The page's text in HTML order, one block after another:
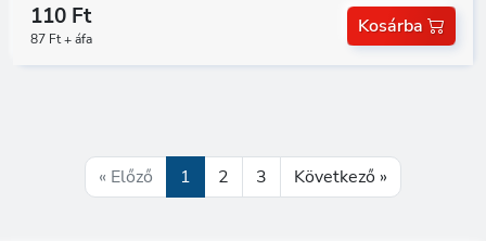
110 Ft
87 Ft + áfa
Kosárba
« Előző 1 2 3 Következő »